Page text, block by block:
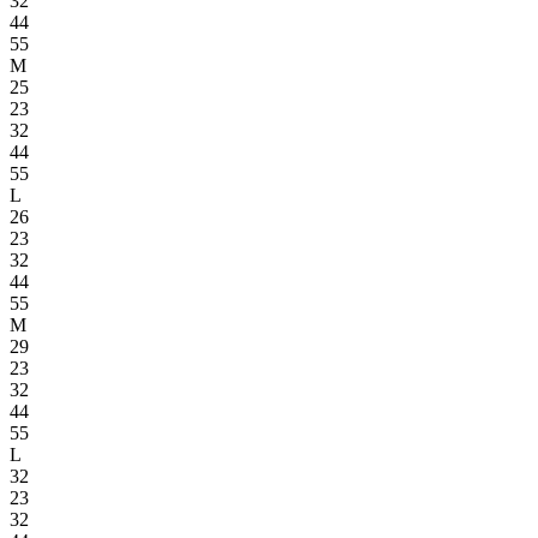
44
55
M
25
23
32
44
55
L
26
23
32
44
55
M
29
23
32
44
55
L
32
23
32